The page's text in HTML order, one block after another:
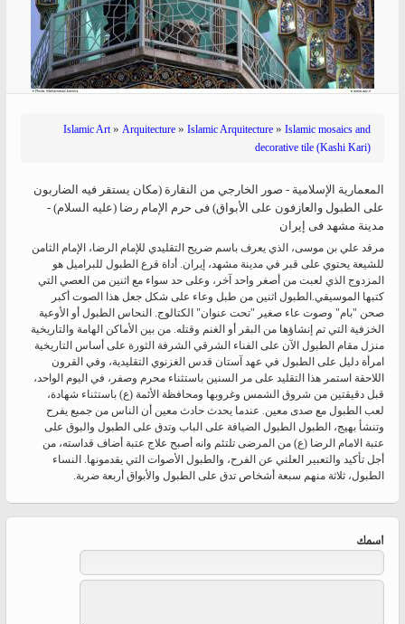
Islamic Art» Arquitecture » Islamic Arquitecture » Islamic mosaics and
decorative tile (Kashi Kari)
المعماریة الإسلامیة - صور الخارجي من النقارة (مكان يستقر فيه الضاربون
على الطبول والعازفون على الأبواق) فی حرم الإمام رضا (علیه السلام) -
مدينة مشهد فی إیران
‎مرقد علي بن موسى، الذي يعرف باسم ضريح التقليدي للإمام الرضا، الإمام الثامن
للشيعة يحتوي على قبر في مدينة مشهد، إيران. أداة قرع الطبول للبراميل هو
المزدوج الذي لعبت من أصغر واحد آخر، وعلى حد سواء مع اثنين من العصي التي
كتبها الموسيقي.الطبول اثنين من طبل وعاء على شكل جعل هذا الصوت أكبر
صحن "بام" وصوت عاء صغير "تحت عنوان" الكتالوج. النحاس الطبول أو الأوعية
الخزفية التي تم إنشاؤها من البقر أو الغنم وقتله. من بين الأماكن الهامة والتاريخية
منزل مقام الطبول الآن على الفناء الشرقي الشرفة الثورة على أساس التاريخية
امرأة دليل على الطبول في عهد آستان قدس الغزنوي التقليدية، وفي القرون
اللاحقة استمر هذا التقليد على مر السنين باستثناء محرم وصفر، في اليوم الواحد،
قبل دقيقتين من شروق الشمس وغروبها ومحافظة الأئمة (ع) باستثناء شهادة،
لعب الطبول مع صدى معين. عندما يحدث حادث معين أن الناس من جميع يفرح
وتنشأ بهيج، الطبول الطبول الضيافة على الباب وتدق على الطبول والبوق على
عتبة الامام الرضا (ع) من المرضى تلتئم وانه أصبح علاج عتبة أضاف قداسته، من
أجل تأكيد والتعبير العلني عن الفرح، والطبول الأصوات التي يقدمونها. النساء
الطبول، ثلاثة منهم سبعة أشخاص تدق على الطبول والأبواق أربعة ضربة.
‏اسمك ‏